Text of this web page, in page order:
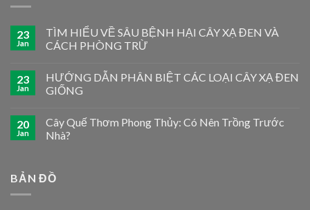
23
Jan
TÌM HIỂU VỀ SÂU BỆNH HẠI CÂY XẠ ĐEN VÀ
CÁCH PHÒNG TRỪ
23
Jan
HƯỚNG DẪN PHÂN BIỆT CÁC LOẠI CÂY XẠ ĐEN
GIỐNG
20
Jan
Cây Quế Thơm Phong Thủy: Có Nên Trồng Trước
Nhà?
BẢN ĐỒ